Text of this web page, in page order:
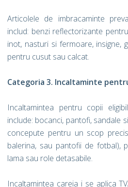
Articolele de imbracaminte
includ: benzi reflectorizante
inot, nasturi si fermoare, insigne,
pentru cusut sau calcat.
Categoria 3. Incaltaminte
Incaltamintea pentru copii
include: bocanci, pantofi, sandale
concepute pentru un scop
balerina, sau pantofii de fotbal),
lama sau role detasabile.
Incaltamintea careia i se aplica